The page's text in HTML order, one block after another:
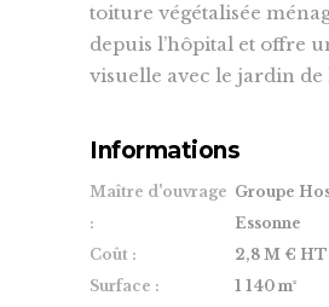
toiture végétalisée
depuis l’hôpital et offre
visuelle avec le jardin de
Informations
Maître d'ouvrage
:
Groupe
Essonne
Coût :
2,8 M € HT
Surface :
1 140 m²